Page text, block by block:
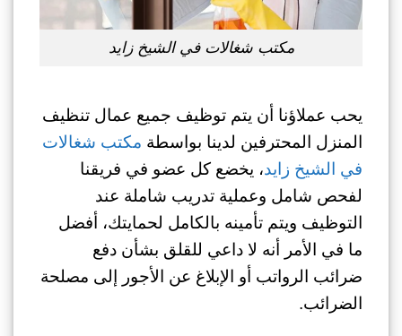
مكتب شغالات في الشيخ زايد
يحب عملاؤنا أن يتم توظيف جميع عمال تنظيف
المنزل المحترفين لدينا بواسطة مكتب شغالات
في الشيخ زايد، يخضع كل عضو في فريقنا
لفحص شامل وعملية تدريب شاملة عند
التوظيف ويتم تأمينه بالكامل لحمايتك، أفضل
ما في الأمر أنه لا داعي للقلق بشأن دفع
ضرائب الرواتب أو الإبلاغ عن الأجور إلى مصلحة
الضرائب.